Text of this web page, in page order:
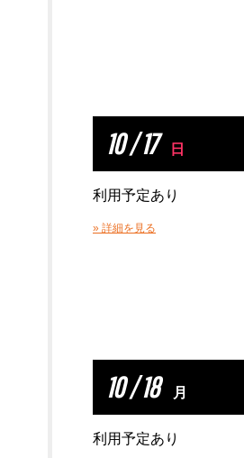
10 / 17 日
利用予定あり
» 詳細を見る
10 / 18 月
利用予定あり